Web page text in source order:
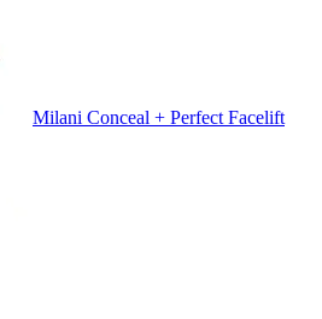
Milani Conceal + Perfect Facelift